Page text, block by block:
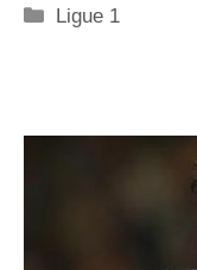
Categorie
Ligue 1